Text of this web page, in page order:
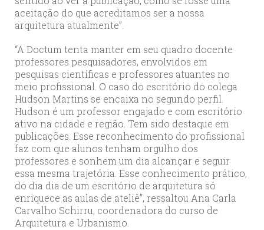
aceitação do que acreditamos ser a nossa
arquitetura atualmente”.
“A Doctum tenta manter em seu quadro docente
professores pesquisadores, envolvidos em
pesquisas científicas e professores atuantes no
meio profissional. O caso do escritório do colega
Hudson Martins se encaixa no segundo perfil.
Hudson é um professor engajado e com escritório
ativo na cidade e região. Tem sido destaque em
publicações. Esse reconhecimento do profissional
faz com que alunos tenham orgulho dos
professores e sonhem um dia alcançar e seguir
essa mesma trajetória. Esse conhecimento prático,
do dia dia de um escritório de arquitetura só
enriquece as aulas de ateliê”, ressaltou Ana Carla
Carvalho Schirru, coordenadora do curso de
Arquitetura e Urbanismo.